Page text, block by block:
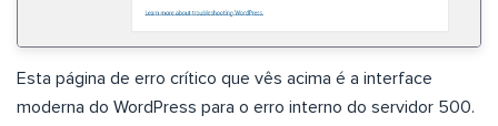
Esta página de erro crítico que vês acima é a interface
moderna do WordPress para o erro interno do servidor 500.